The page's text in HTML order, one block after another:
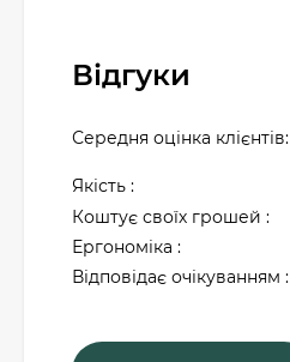
Відгуки
Середня оцінка клієнтів:
Якість :
Коштує своїх грошей :
Ергономіка :
Відповідає очікуванням :